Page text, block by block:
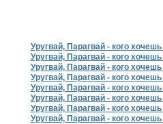
Уругвай, Парагвай - кого
Уругвай, Парагвай - кого
Уругвай, Парагвай - кого
Уругвай, Парагвай - кого
Уругвай, Парагвай - кого
Уругвай, Парагвай - кого
Уругвай, Парагвай - кого
Уругвай, Парагвай - кого